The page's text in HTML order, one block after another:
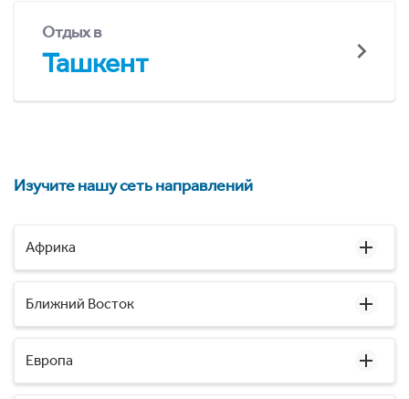
Отдых в
Ташкент
Изучите нашу сеть направлений
Африка
Ближний Восток
Европа